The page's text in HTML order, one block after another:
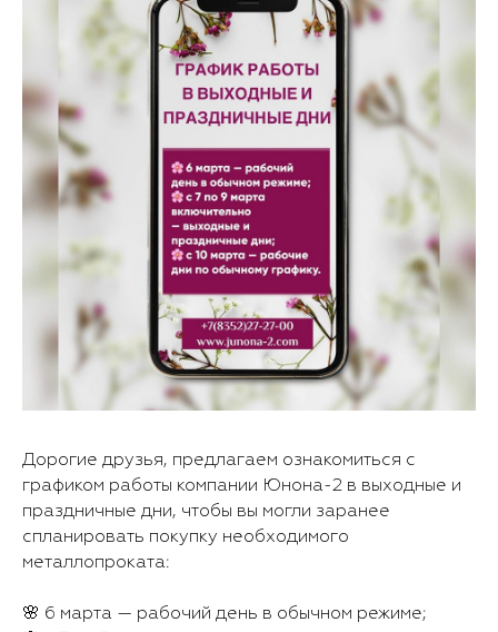
Дорогие друзья, предлагаем ознакомиться с
графиком работы компании Юнона-2 в выходные и
праздничные дни, чтобы вы могли заранее
спланировать покупку необходимого
металлопроката:
🌸 6 марта — рабочий день в обычном режиме;